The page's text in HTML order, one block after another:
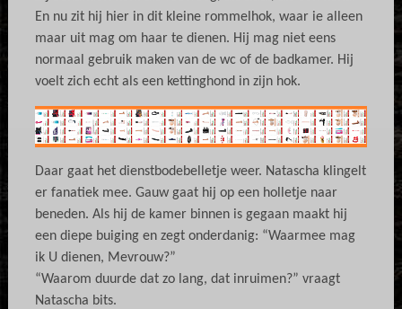
En nu zit hij hier in dit kleine rommelhok, waar ie alleen
maar uit mag om haar te dienen. Hij mag niet eens
normaal gebruik maken van de wc of de badkamer. Hij
voelt zich echt als een kettinghond in zijn hok.
Daar gaat het dienstbodebelletje weer. Natascha klingelt
er fanatiek mee. Gauw gaat hij op een holletje naar
beneden. Als hij de kamer binnen is gegaan maakt hij
een diepe buiging en zegt onderdanig: “Waarmee mag
ik U dienen, Mevrouw?”
“Waarom duurde dat zo lang, dat inruimen?” vraagt
Natascha bits.